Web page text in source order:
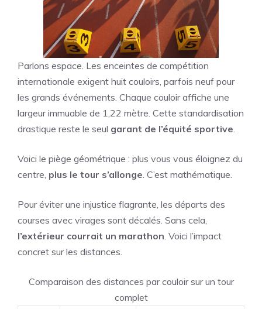
Parlons espace. Les enceintes de compétition
internationale exigent huit couloirs, parfois neuf pour
les grands événements. Chaque couloir affiche une
largeur immuable de 1,22 mètre. Cette standardisation
drastique reste le seul garant de l’équité sportive.
Voici le piège géométrique : plus vous vous éloignez du
centre, plus le tour s’allonge. C’est mathématique.
Pour éviter une injustice flagrante, les départs des
courses avec virages sont décalés. Sans cela,
l’extérieur courrait un marathon. Voici l’impact
concret sur les distances.
Comparaison des distances par couloir sur un tour
complet